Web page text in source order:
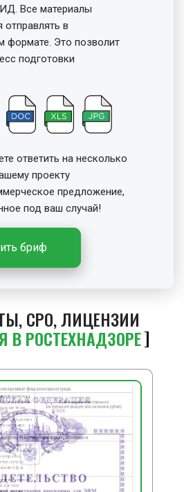
Все материалы
отправлять в
формате. Это позволит
подготовки
ответить на несколько
проекту
предложение,
под ваш случай!
бриф
СРО, ЛИЦЕНЗИИ
В РОСТЕХНАДЗОРЕ